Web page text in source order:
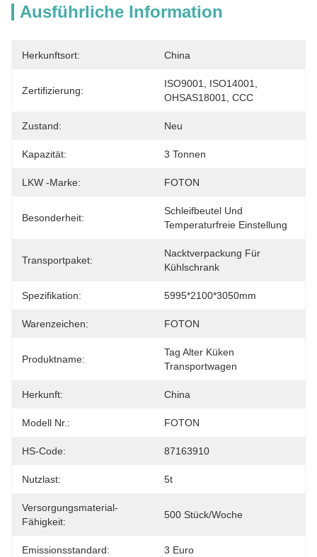
Ausführliche Information
Herkunftsort: China
Zertifizierung:
ISO9001, ISO14001,
OHSAS18001, CCC
Zustand: Neu
Kapazität: 3 Tonnen
LKW -Marke: FOTON
Besonderheit:
Schleifbeutel Und
Temperaturfreie Einstellung
Transportpaket:
Nacktverpackung Für
Kühlschrank
Spezifikation: 5995*2100*3050mm
Warenzeichen: FOTON
Produktname:
Tag Alter Küken
Transportwagen
Herkunft: China
Modell Nr.: FOTON
HS-Code: 87163910
Nutzlast: 5t
Versorgungsmaterial-
Fähigkeit:
500 Stück/Woche
Emissionsstandard: 3 Euro